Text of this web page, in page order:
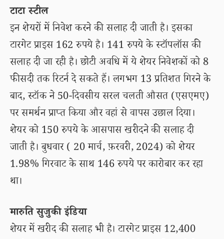
टाटा स्टील
इन शेयरों में निवेश करने की सलाह दी जाती है। इसका
टारगेट प्राइस 162 रुपये है। 141 रुपये के स्टॉपलॉस की
सलाह दी जा रही है। छोटी अवधि में ये शेयर निवेशकों को 8
फीसदी तक रिटर्न दे सकते हैं। लगभग 13 प्रतिशत गिरने के
बाद, स्टॉक ने 50-दिवसीय सरल चलती औसत (एसएमए)
पर समर्थन प्राप्त किया और वहां से वापस उछाल दिया।
शेयर को 150 रुपये के आसपास खरीदने की सलाह दी
जाती है। बुधवार ( 20 मार्च, फ़रवरी, 2024) को शेयर
1.98% गिरवाट के साथ 146 रुपये पर कारोबार कर रहा
था।
मारुति सुजुकी इंडिया
शेयर में खरीद की सलाह भी है। टारगेट प्राइस 12,400